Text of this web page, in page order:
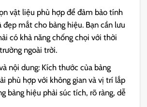
vật liệu phù hợp để đảm bảo tính
đẹp mắt cho bảng hiệu. Bạn cần lưu
có khả năng chống chọi với thời
ngoài trời.
nội dung: Kích thước của bảng
phù hợp với không gian và vị trí lắp
bảng hiệu phải súc tích, rõ ràng, dễ